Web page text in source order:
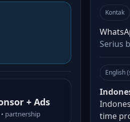
+ Ads
partnership
Kontak
Serius
English
time